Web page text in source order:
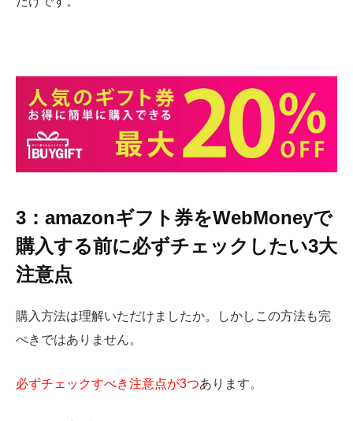
3：amazonギフト券をWebMoneyで
購入する前に必ずチェックしたい3大
注意点
購入方法は理解いただけましたか。しかしこの方法も完
ぺきではありません。
必ずチェックすべき注意点が3つあります。